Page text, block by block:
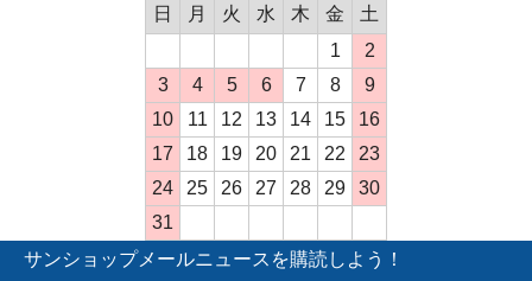
日
月 火 水 木 金
土
1
2
3
4 5 6 7 8
9
10
11 12 13 14 15
16
17
18 19 20 21 22
23
24
25 26 27 28 29
30
31
サンショップメールニュースを購読しよう！